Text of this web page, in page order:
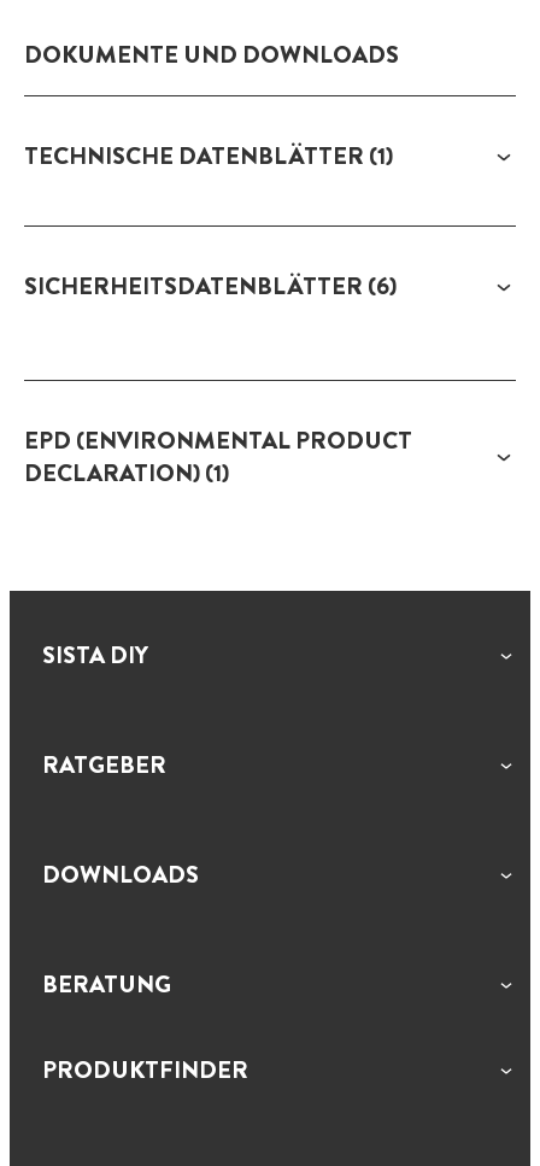
DOKUMENTE UND DOWNLOADS
TECHNISCHE DATENBLÄTTER (1)
SICHERHEITSDATENBLÄTTER (6)
EPD (ENVIRONMENTAL PRODUCT
DECLARATION)(1)
SISTA DIY
RATGEBER
DOWNLOADS
BERATUNG
PRODUKTFINDER